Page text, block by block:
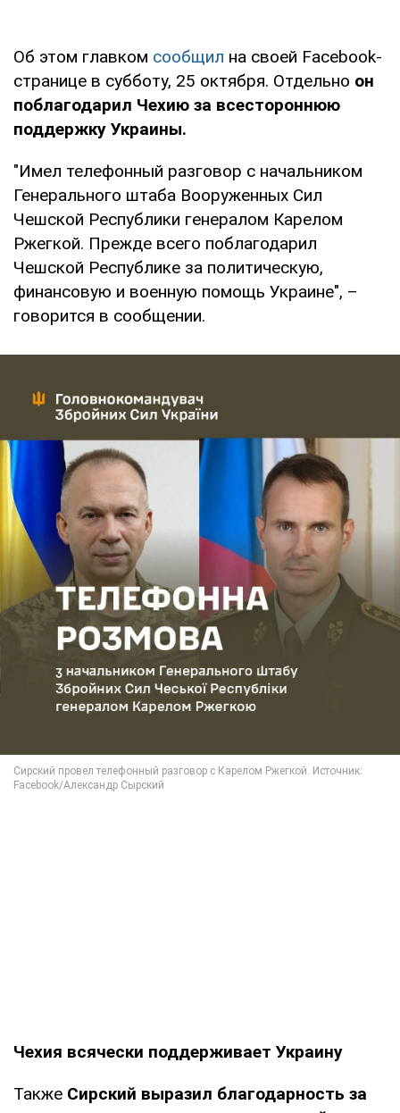
Об этом главком сообщил на своей Facebook-
странице в субботу, 25 октября. Отдельно он
поблагодарил Чехию за всестороннюю
поддержку Украины.
"Имел телефонный разговор с начальником
Генерального штаба Вооруженных Сил
Чешской Республики генералом Карелом
Ржегкой. Прежде всего поблагодарил
Чешской Республике за политическую,
финансовую и военную помощь Украине", –
говорится в сообщении.
Чехия всячески поддерживает Украину
Также Сирский выразил благодарность за